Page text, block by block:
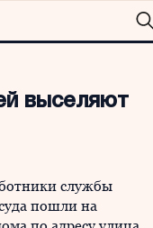
выселяют
службы
пошли на